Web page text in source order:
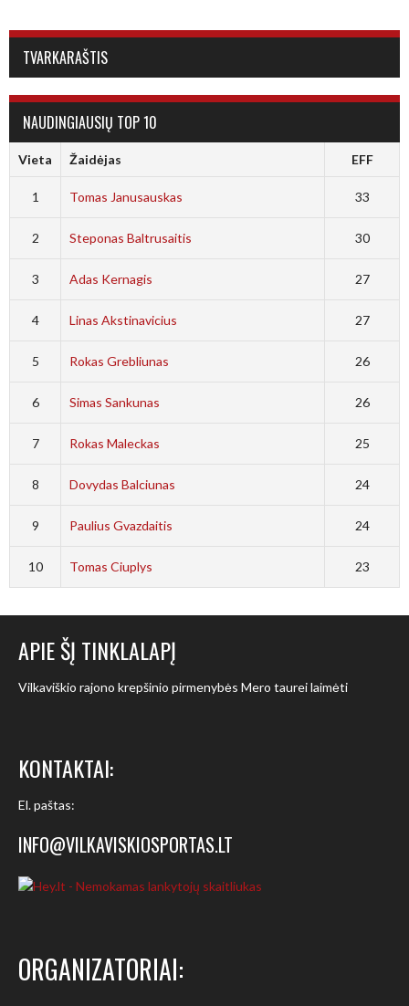
TVARKARAŠTIS
NAUDINGIAUSIŲ TOP 10
Vieta Žaidėjas EFF
1 Tomas Janusauskas 33
2 Steponas Baltrusaitis 30
3 Adas Kernagis 27
4 Linas Akstinavicius 27
5 Rokas Grebliunas 26
6 Simas Sankunas 26
7 Rokas Maleckas 25
8 Dovydas Balciunas 24
9 Paulius Gvazdaitis 24
10 Tomas Ciuplys 23
APIE ŠĮ TINKLALAPĮ
Vilkaviškio rajono krepšinio pirmenybės Mero taurei laimėti
KONTAKTAI:
El. paštas:
INFO@VILKAVISKIOSPORTAS.LT
ORGANIZATORIAI: